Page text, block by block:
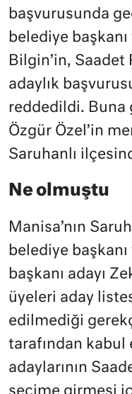
başvurusunda
belediye başkanı
Bilgin’in, Saadet
adaylık
reddedildi. Buna
Özgür Özel’in
Saruhanlı
Ne olmuştu
Manisa’nın
belediye başkanı
başkanı adayı
üyeleri aday
edilmediği
tarafından kabul
adaylarının